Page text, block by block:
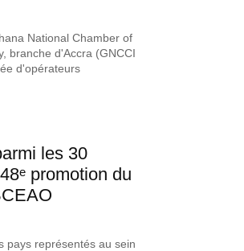
National Chamber of
branche d'Accra (GNCCI
d'opérateurs
les 30
promotion du
pays représentés au sein